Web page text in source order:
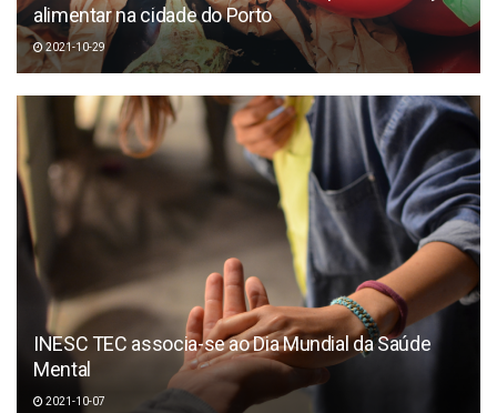
alimentar na cidade do Porto
2021-10-29
INESC TEC associa-se ao Dia Mundial da Saúde
Mental
2021-10-07